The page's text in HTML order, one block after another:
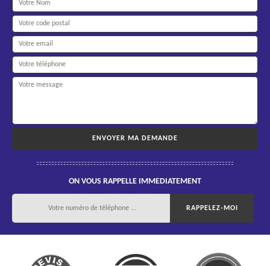
ON VOUS RAPPELLE IMMEDIATEMENT